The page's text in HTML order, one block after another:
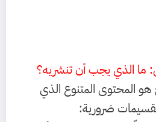
المحتوى المتنوع الذي
ضرورية: